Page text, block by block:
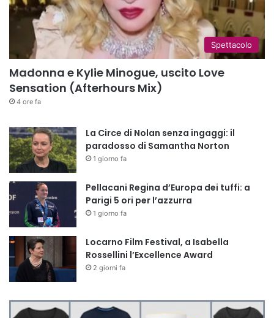
Spettacolo
Madonna e Kylie Minogue, uscito Love
Sensation (Afterhours Mix)
4 ore fa
La Circe di Nolan senza ingaggi: il
paradosso di Samantha Norton
1 giorno fa
Pellacani Regina d’Europa dei tuffi: a
Parigi 5 ori per l’azzurra
1 giorno fa
Locarno Film Festival, a Isabella
Rossellini l’Excellence Award
2 giorni fa